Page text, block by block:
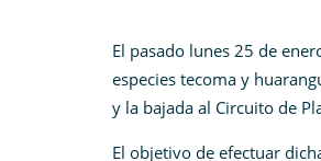
El pasado lunes 25 de
especies tecoma y
y la bajada al Circuito de
El objetivo de efectuar